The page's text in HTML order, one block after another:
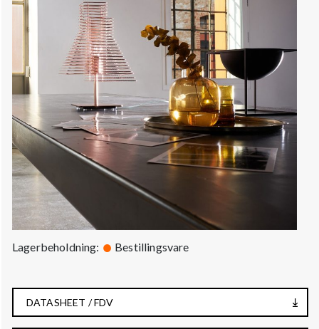
Lagerbeholdning: Bestillingsvare
DATASHEET / FDV